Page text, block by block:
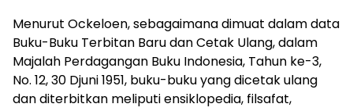
Menurut Ockeloen, sebagaimana dimuat dalam data
Buku-Buku Terbitan Baru dan Cetak Ulang, dalam
Majalah Perdagangan Buku Indonesia, Tahun ke-3,
No. 12, 30 Djuni 1951, buku-buku yang dicetak ulang
dan diterbitkan meliputi ensiklopedia, filsafat,